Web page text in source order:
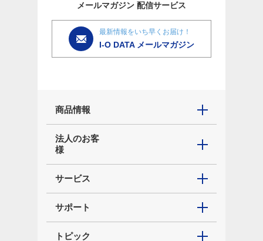
メールマガジン 配信サービス
最新情報をいち早くお届け！
I-O DATA メールマガジン
商品情報
法人のお客
様
サービス
サポート
トピック